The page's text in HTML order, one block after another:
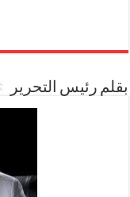
بقلم رئيس التحرير